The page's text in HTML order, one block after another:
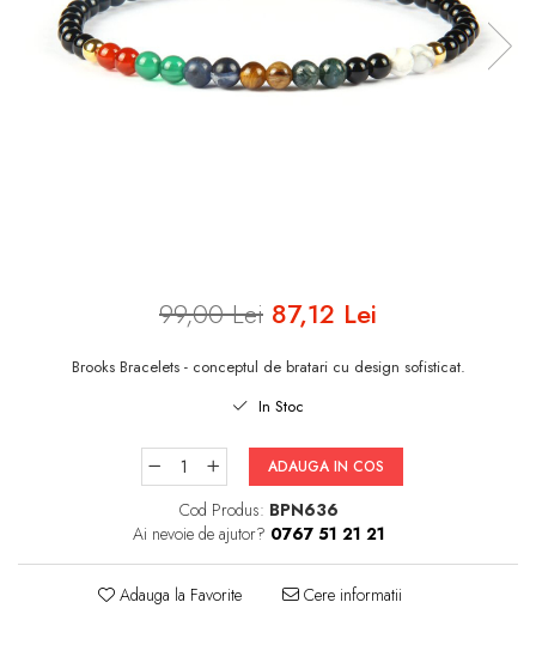
INELE ARGINT
INELE DAMA
99,00 Lei 87,12 Lei
Brooks Bracelets - conceptul de bratari cu design sofisticat.
In Stoc
ADAUGA IN COS
Cod Produs: BPN636
Ai nevoie de ajutor? 0767 51 21 21
Adauga la Favorite Cere informatii